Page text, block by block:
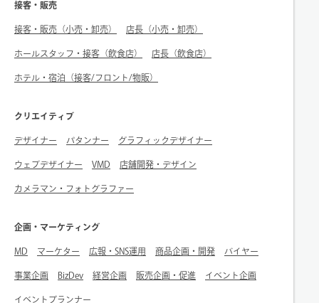
接客・販売
接客・販売（小売・卸売） 店長（小売・卸売）
ホールスタッフ・接客（飲食店） 店長（飲食店）
ホテル・宿泊（接客/フロント/物販）
クリエイティブ
デザイナー パタンナー グラフィックデザイナー
ウェブデザイナー VMD 店舗開発・デザイン
カメラマン・フォトグラファー
企画・マーケティング
MD マーケター 広報・SNS運用 商品企画・開発 バイヤー
事業企画 BizDev 経営企画 販売企画・促進 イベント企画
イベントプランナー